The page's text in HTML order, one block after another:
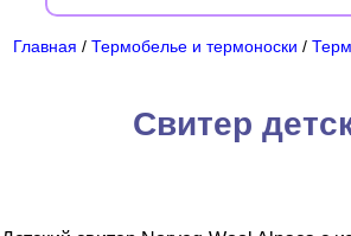
Главная / Термобелье и термоноски /
Свитер